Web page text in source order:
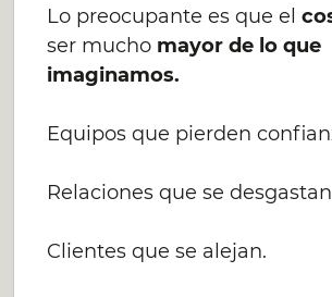
Lo preocupante es que el
ser mucho mayor de lo que
imaginamos.
Equipos que pierden
Relaciones que se
Clientes que se alejan.